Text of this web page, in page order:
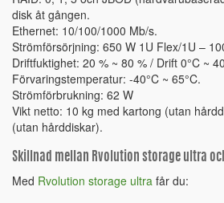
disk åt gången.
Ethernet: 10/100/1000 Mb/s.
Strömförsörjning: 650 W 1U Flex/1U –
Driftfuktighet: 20 % ~ 80 % / Drift 0°C ~
Förvaringstemperatur: -40°C ~ 65°C.
Strömförbrukning: 62 W
Vikt netto: 10 kg med kartong (utan
(utan hårddiskar).
Skillnad mellan Rvolution storage ultra
Med Rvolution storage ultra får du: